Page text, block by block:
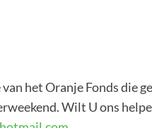
het Oranje Fonds die
Wilt U ons